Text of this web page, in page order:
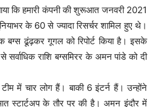
कि हमारी कंपनी की शुरूआत जनवरी 2021
के 60 से ज्यादा रिसर्चर शामिल हुए थे।
बग्स ढूंढ़कर गूगल को रिपोर्ट किया है। इसके
राशि बग्समिरर के अमन पांडे को दी
में चार लोग हैं। बाकी 6 इंटर्न हैं। उन्होंने
स्टार्टअप के तौर पर की है। अमन इंदौर में